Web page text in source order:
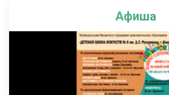
Афиша